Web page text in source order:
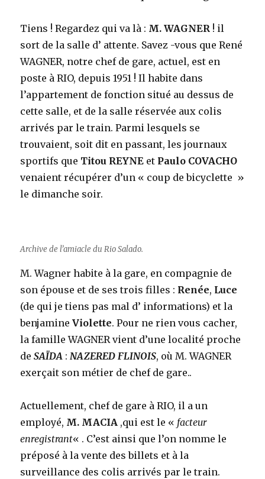
Tiens ! Regardez qui va là : M. WAGNER ! il
sort de la salle d’ attente. Savez -vous que René
WAGNER, notre chef de gare, actuel, est en
poste à RIO, depuis 1951 ! Il habite dans
l’appartement de fonction situé au dessus de
cette salle, et de la salle réservée aux colis
arrivés par le train. Parmi lesquels se
trouvaient, soit dit en passant, les journaux
sportifs que Titou REYNE et Paulo COVACHO
venaient récupérer d’un « coup de bicyclette »
le dimanche soir.
Archive de l’amiacle du Rio Salado.
M. Wagner habite à la gare, en compagnie de
son épouse et de ses trois filles : Renée, Luce
(de qui je tiens pas mal d’ informations) et la
benjamineViolette. Pour ne rien vous cacher,
la famille WAGNER vient d’une localité proche
deSAÏDA :NAZERED FLINOIS, où M. WAGNER
exerçait son métier de chef de gare..
Actuellement, chef de gare à RIO, il a un
employé, M. MACIA ,qui est le « facteur
enregistrant« . C’est ainsi que l’on nomme le
préposé à la vente des billets et à la
surveillance des colis arrivés par le train.